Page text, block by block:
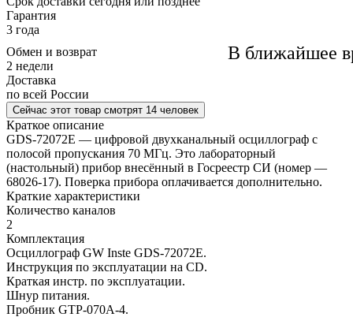
В ближайшее
Гарантия
3 года
Обмен и возврат
2 недели
Доставка
по всей России
Сейчас этот товар смотрят 14 человек
Краткое описание
GDS-72072E — цифровой двухканальный осциллограф с
полосой пропускания 70 МГц. Это лабораторный
(настольный) прибор внесённый в Госреестр СИ (номер —
68026-17). Поверка прибора оплачивается дополнительно.
Краткие характеристики
Количество каналов
2
Комплектация
Осциллограф GW Inste GDS-72072E.
Инструкция по эксплуатации на CD.
Краткая инстр. по эксплуатации.
Шнур питания.
Пробник GTP-070A-4.